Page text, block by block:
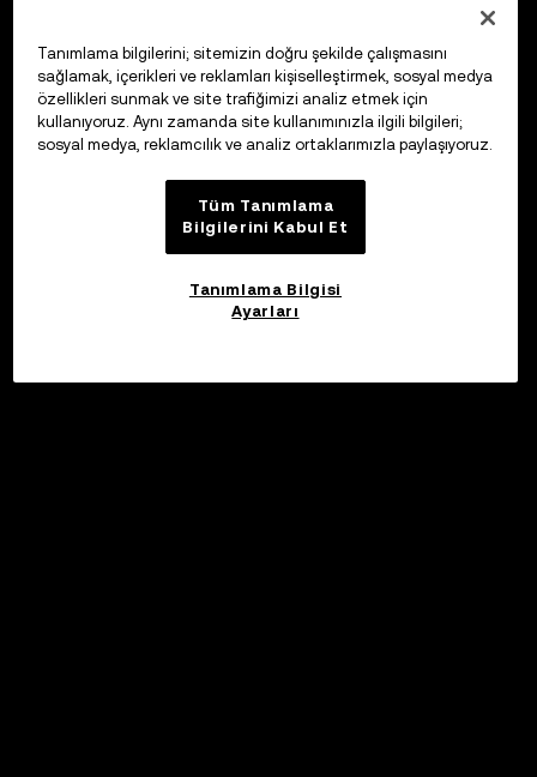
Tanımlama bilgilerini; sitemizin doğru şekilde çalışmasını
sağlamak, içerikleri ve reklamları kişiselleştirmek, sosyal medya
özellikleri sunmak ve site trafiğimizi analiz etmek için
kullanıyoruz. Aynı zamanda site kullanımınızla ilgili bilgileri;
sosyal medya, reklamcılık ve analiz ortaklarımızla paylaşıyoruz.
Tüm Tanımlama
Bilgilerini Kabul Et
Tanımlama Bilgisi
Ayarları